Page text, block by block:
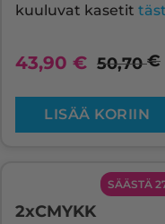
kuuluvat kasetit
43,90 € 50,70€
LISÄÄ KORIIN
SÄÄSTÄ
2xCMYKK